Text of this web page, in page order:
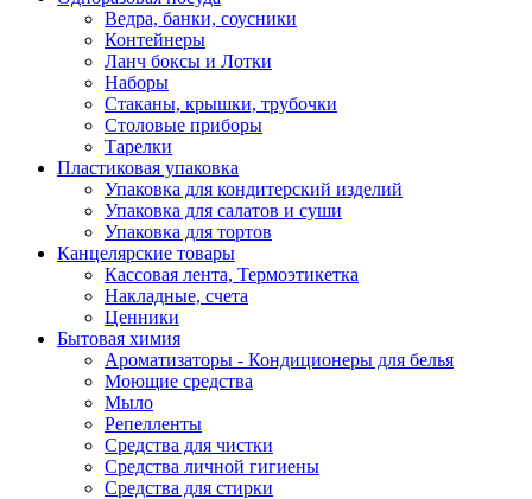
Ведра, банки, соусники
Контейнеры
Ланч боксы и Лотки
Наборы
Стаканы, крышки, трубочки
Столовые приборы
Тарелки
Пластиковая упаковка
Упаковка для кондитерский изделий
Упаковка для салатов и суши
Упаковка для тортов
Канцелярские товары
Кассовая лента, Термоэтикетка
Накладные, счета
Ценники
Бытовая химия
Ароматизаторы - Кондиционеры для белья
Моющие средства
Мыло
Репелленты
Средства для чистки
Средства личной гигиены
Средства для стирки